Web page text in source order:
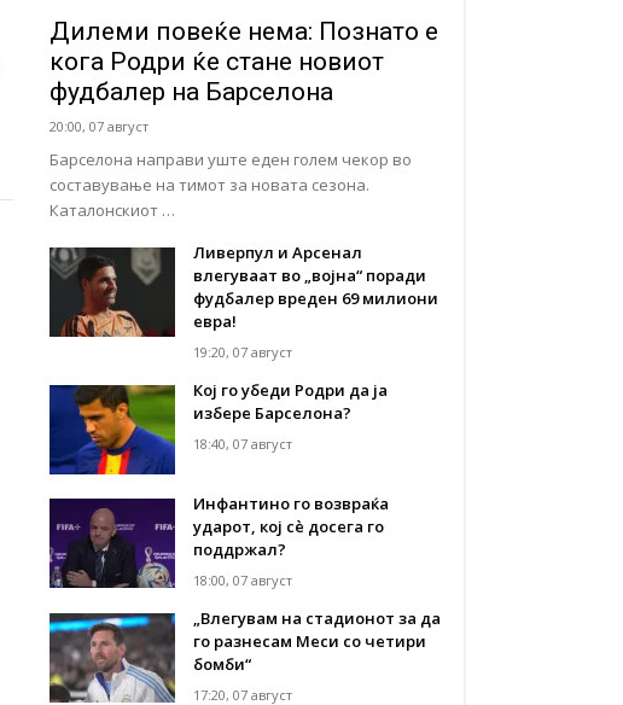
Дилеми повеќе нема: Познато е
кога Родри ќе стане новиот
фудбалер на Барселона
20:00, 07 август
Барселона направи уште еден голем чекор во
составување на тимот за новата сезона.
Каталонскиот …
Ливерпул и Арсенал
влегуваат во „војна“ поради
фудбалер вреден 69 милиони
евра!
19:20, 07 август
Кој го убеди Родри да ја
избере Барселона?
18:40, 07 август
Инфантино го возвраќа
ударот, кој сè досега го
поддржал?
18:00, 07 август
„Влегувам на стадионот за да
го разнесам Меси со четири
бомби“
17:20, 07 август